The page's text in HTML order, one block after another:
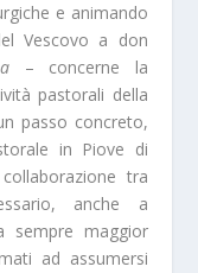
e animando
Vescovo a don
– concerne la
pastorali della
passo concreto,
in Piove di
tra
anche a
sempre maggior
ad assumersi